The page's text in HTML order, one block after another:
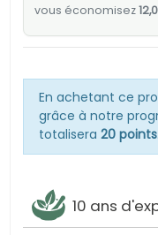
vous économisez
En achetant ce
grâce à notre
totalisera 20 points
10 ans